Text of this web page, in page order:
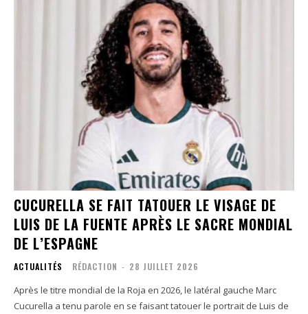
CUCURELLA SE FAIT TATOUER LE VISAGE DE
LUIS DE LA FUENTE APRÈS LE SACRE MONDIAL
DE L’ESPAGNE
ACTUALITÉS RÉDACTION - 28 JUILLET 2026
Après le titre mondial de la Roja en 2026, le latéral gauche Marc
Cucurella a tenu parole en se faisant tatouer le portrait de Luis de